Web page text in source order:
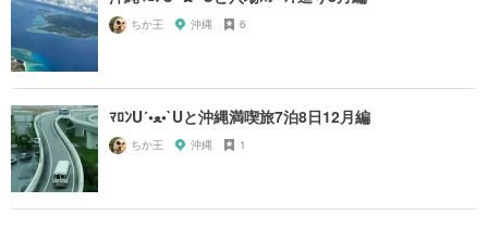
ちか王 沖縄 6
ﾏﾛﾝU´•ﻌ•`Uと沖縄満喫旅7泊8日12月編
ちか王 沖縄 1